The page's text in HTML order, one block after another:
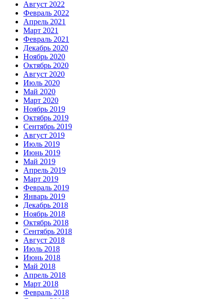
Август 2022
Февраль 2022
Апрель 2021
Март 2021
Февраль 2021
Декабрь 2020
Ноябрь 2020
Октябрь 2020
Август 2020
Июль 2020
Май 2020
Март 2020
Ноябрь 2019
Октябрь 2019
Сентябрь 2019
Август 2019
Июль 2019
Июнь 2019
Май 2019
Апрель 2019
Март 2019
Февраль 2019
Январь 2019
Декабрь 2018
Ноябрь 2018
Октябрь 2018
Сентябрь 2018
Август 2018
Июль 2018
Июнь 2018
Май 2018
Апрель 2018
Март 2018
Февраль 2018